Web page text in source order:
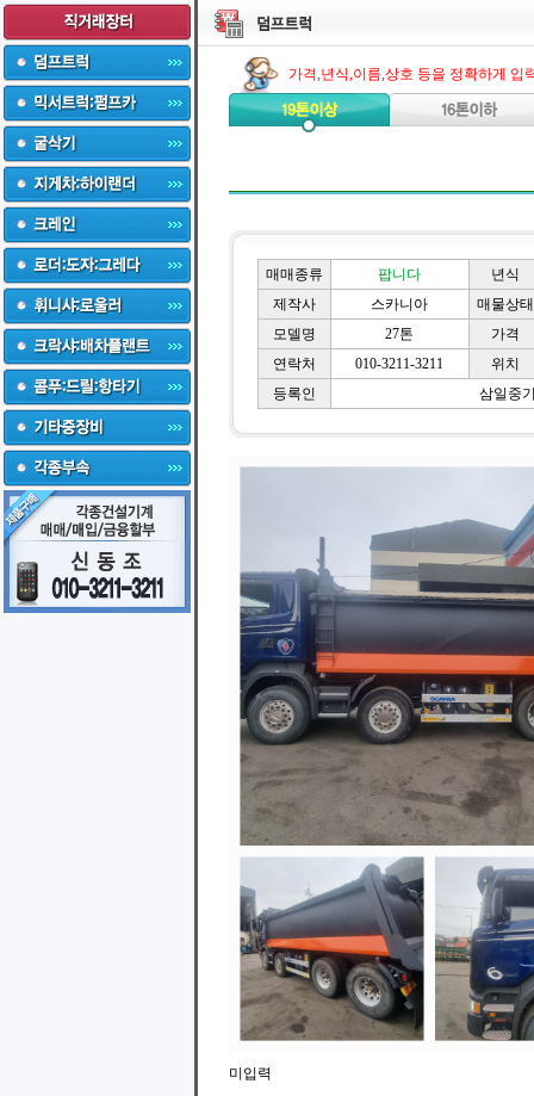
가격,년식,이름,상호 등을 정확하게 입
매매종류 팝니다
년식
제작사
스카니아
매물상태
모델명
27톤
가격
연락처
010-3211-3211
위치
등록인
삼일중
미입력